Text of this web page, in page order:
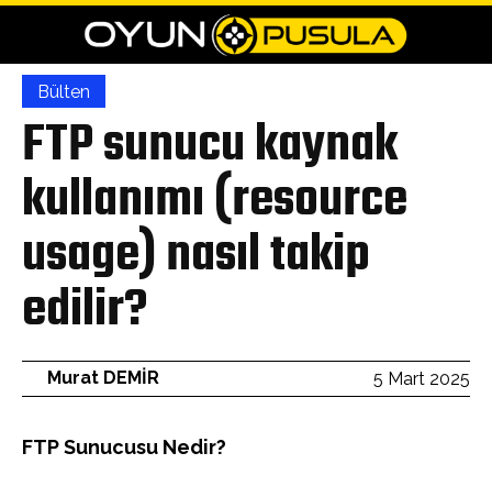
Bülten
FTP sunucu kaynak
kullanımı (resource
usage) nasıl takip
edilir?
5 Mart 2025
Murat DEMİR
FTP Sunucusu Nedir?